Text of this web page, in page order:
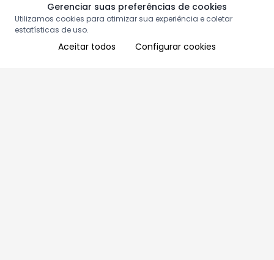
Gerenciar suas preferências de cookies
Utilizamos cookies para otimizar sua experiência e coletar
estatísticas de uso.
Aceitar todos Configurar cookies